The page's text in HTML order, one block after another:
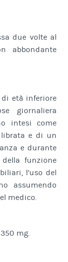
due volte al
abbondante
età inferiore
giornaliera
intesi come
e di un
e durante
funzione
l’uso del
assumendo
medico.
mg.